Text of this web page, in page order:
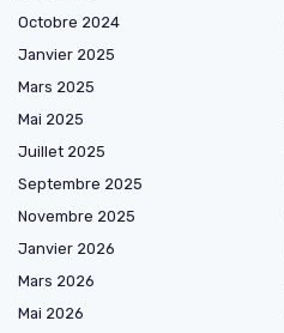
Octobre 2024
Janvier 2025
Mars 2025
Mai 2025
Juillet 2025
Septembre 2025
Novembre 2025
Janvier 2026
Mars 2026
Mai 2026